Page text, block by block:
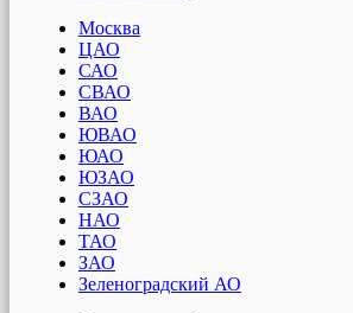
Москва
ЦАО
САО
СВАО
ВАО
ЮВАО
ЮАО
ЮЗАО
СЗАО
НАО
ТАО
ЗАО
Зеленоградский АО